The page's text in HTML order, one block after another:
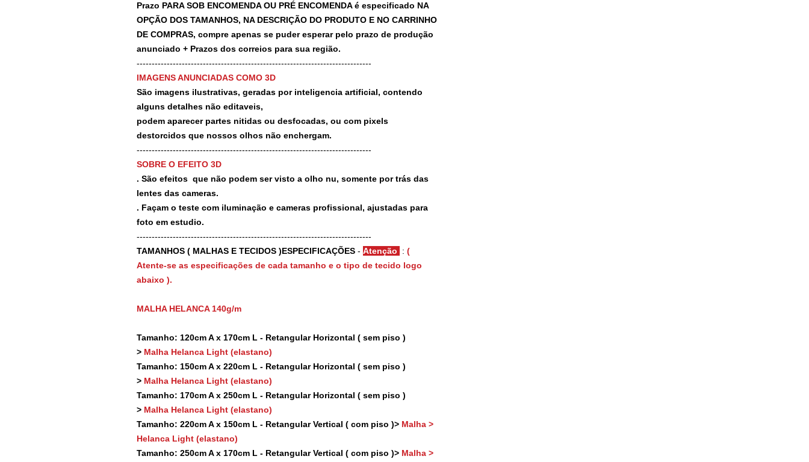
Prazo PARA SOB ENCOMENDA OU PRÉ ENCOMENDA é especificado NA
OPÇÃO DOS TAMANHOS, NA DESCRIÇÃO DO PRODUTO E NO CARRINHO
DE COMPRAS, compre apenas se puder esperar pelo prazo de produção
anunciado + Prazos dos correios para sua região.
------------------------------------------------------------------------------
IMAGENS ANUNCIADAS COMO 3D
São imagens ilustrativas, geradas por inteligencia artificial, contendo
alguns detalhes não editaveis,
podem aparecer partes nitidas ou desfocadas, ou com pixels
destorcidos que nossos olhos não enchergam.
------------------------------------------------------------------------------
SOBRE O EFEITO 3D
. São efeitos que não podem ser visto a olho nu, somente por trás das
lentes das cameras.
. Façam o teste com iluminação e cameras profissional, ajustadas para
foto em estudio.
------------------------------------------------------------------------------
TAMANHOS ( MALHAS E TECIDOS )ESPECIFICAÇÕES - Atenção : (
Atente-se as especificações de cada tamanho e o tipo de tecido logo
abaixo ).
MALHA HELANCA 140g/m
Tamanho: 120cm A x 170cm L - Retangular Horizontal ( sem piso )
> Malha Helanca Light (elastano)
Tamanho: 150cm A x 220cm L - Retangular Horizontal ( sem piso )
> Malha Helanca Light (elastano)
Tamanho: 170cm A x 250cm L - Retangular Horizontal ( sem piso )
> Malha Helanca Light (elastano)
Tamanho: 220cm A x 150cm L - Retangular Vertical ( com piso )> Malha >
Helanca Light (elastano)
Tamanho: 250cm A x 170cm L - Retangular Vertical ( com piso )> Malha >